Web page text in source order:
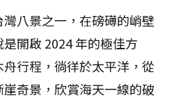
灣八景之一，在磅礡的峭壁
開啟 2024 年的極佳方
行程，徜徉於太平洋，從
奇景，欣賞海天一線的破